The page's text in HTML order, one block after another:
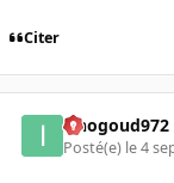
Citer
iznogoud972
Posté(e) le 4